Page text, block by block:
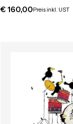
€ 160,00Preis inkl. UST